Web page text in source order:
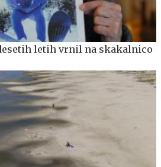
letih vrnil na skakalnico